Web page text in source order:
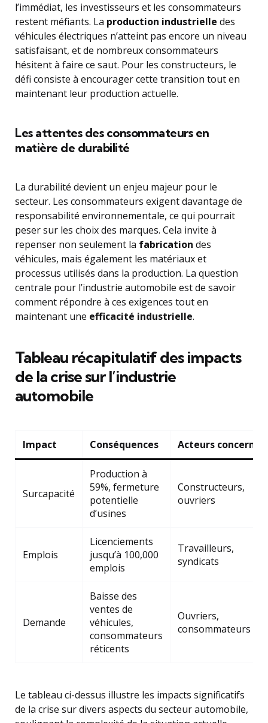
l’immédiat, les investisseurs et les consommateurs
restent méfiants. La production industrielle des
véhicules électriques n’atteint pas encore un niveau
satisfaisant, et de nombreux consommateurs
hésitent à faire ce saut. Pour les constructeurs, le
défi consiste à encourager cette transition tout en
maintenant leur production actuelle.
Les attentes des consommateurs en
matière de durabilité
La durabilité devient un enjeu majeur pour le
secteur. Les consommateurs exigent davantage de
responsabilité environnementale, ce qui pourrait
peser sur les choix des marques. Cela invite à
repenser non seulement la fabrication des
véhicules, mais également les matériaux et
processus utilisés dans la production. La question
centrale pour l’industrie automobile est de savoir
comment répondre à ces exigences tout en
maintenant une efficacité industrielle.
Tableau récapitulatif des impacts
de la crise sur l’industrie
automobile
Impact Conséquences Acteurs concernés
Surcapacité
Production à
59%, fermeture
potentielle
d’usines
Constructeurs,
ouvriers
Emplois
Licenciements
jusqu’à 100,000
emplois
Travailleurs,
syndicats
Demande
Baisse des
ventes de
véhicules,
consommateurs
réticents
Ouvriers,
consommateurs
Le tableau ci-dessus illustre les impacts significatifs
de la crise sur divers aspects du secteur automobile,